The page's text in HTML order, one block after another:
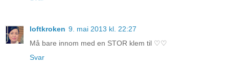
loftkroken 9. mai 2013 kl. 22:27
Må bare innom med en STOR klem til ♡♡
Svar